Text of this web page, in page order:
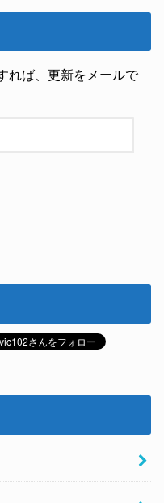
れば、更新をメールで